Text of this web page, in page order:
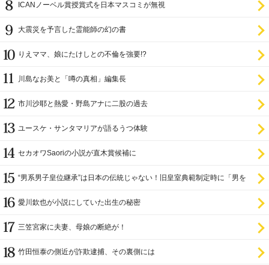
ICANノーベル賞授賞式を日本マスコミが無視
大震災を予言した霊能師の幻の書
りえママ、娘にたけしとの不倫を強要!?
川島なお美と「噂の真相」編集長
市川沙耶と熱愛・野島アナに二股の過去
ユースケ・サンタマリアが語るうつ体験
セカオワSaoriの小説が直木賞候補に
“男系男子皇位継承”は日本の伝統じゃない！旧皇室典範制定時に「男を
愛川欽也が小説にしていた出生の秘密
三笠宮家に夫妻、母娘の断絶が！
竹田恒泰の側近が詐欺逮捕、その裏側には